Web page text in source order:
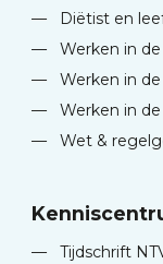
—
Diëtist en
—
Werken in
—
Werken in
—
Werken in
—
Wet &
—
Tijdschrift